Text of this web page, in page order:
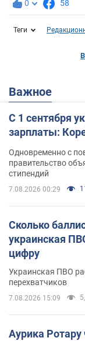
0 58
Теги
Важное
С 1 сентября
зарплаты:
Одновременно с
правительство
стипендий
7.08.2026 00:29
Сколько
украинская
цифру
Украинская ПВО
перехватчиков
7.08.2026 15:09
Аурика